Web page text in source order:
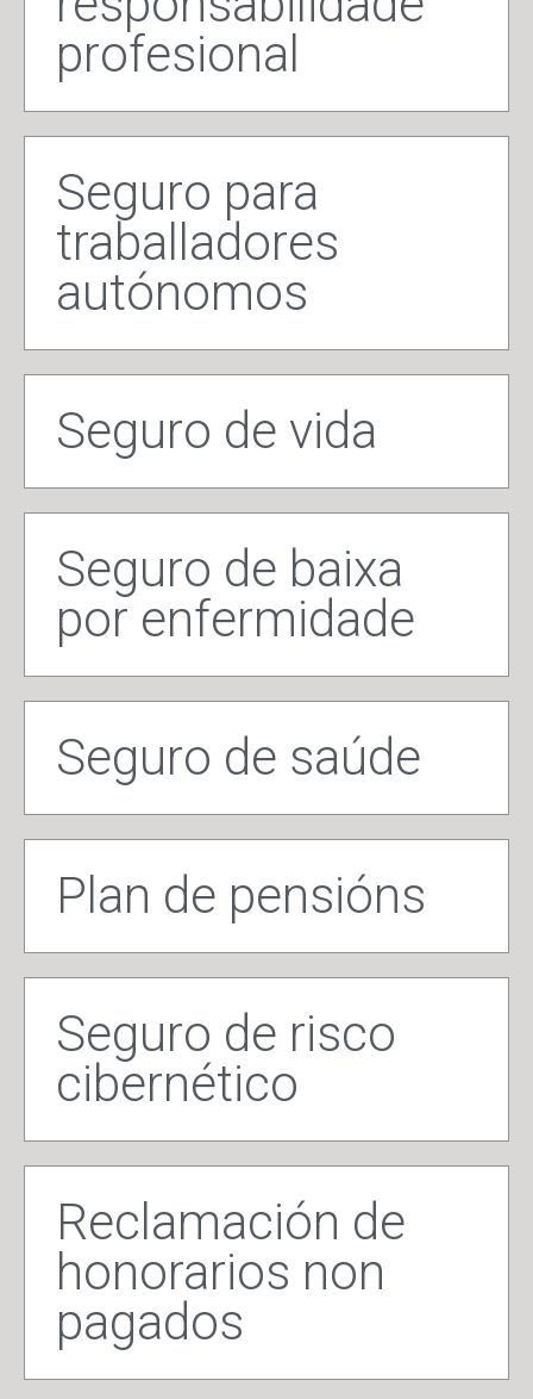
profesional
Seguro para
traballadores
autónomos
Seguro de vida
Seguro de baixa
por enfermidade
Seguro de saúde
Plan de pensións
Seguro de risco
cibernético
Reclamación de
honorarios non
pagados